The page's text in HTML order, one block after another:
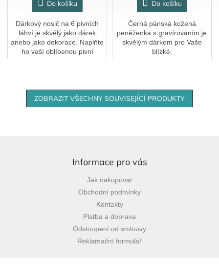
Do košíku
Dárkový nosič na 6 pivních
láhví je skvělý jako dárek
anebo jako dekorace. Naplňte
ho vaší oblíbenou pivní
značkou!
Do košíku
Černá pánská kožená
peněženka s gravírováním je
skvělým dárkem pro Vaše
blízké.
ZOBRAZIT VŠECHNY SOUVISEJÍCÍ PRODUKTY
Informace pro vás
Jak nakupovat
Obchodní podmínky
Kontakty
Platba a doprava
Odstoupení od smlouvy
Reklamační formulář